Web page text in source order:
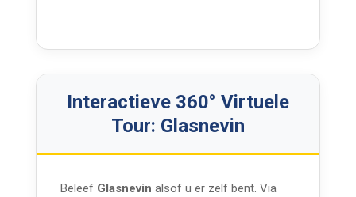
Interactieve 360° Virtuele
Tour: Glasnevin
Beleef Glasnevin alsof u er zelf bent. Via